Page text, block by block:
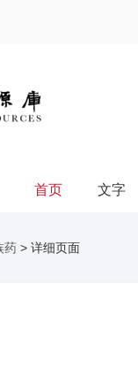
首页 文字
药 > 详细页面